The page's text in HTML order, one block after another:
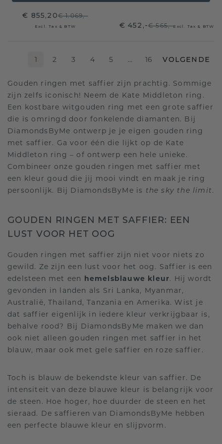
€ 855,20€ 1.069,-
Excl. Tax & BTW € 452,-€ 565,-Excl. Tax & BTW
1 2 3 4 5 … 16 VOLGENDE
Gouden ringen met saffier zijn prachtig. Sommige
zijn zelfs iconisch! Neem de Kate Middleton ring.
Een kostbare witgouden ring met een grote saffier
die is omringd door fonkelende diamanten. Bij
DiamondsByMe ontwerp je je eigen gouden ring
met saffier. Ga voor één die lijkt op de Kate
Middleton ring – of ontwerp een hele unieke.
Combineer onze gouden ringen met saffier met
een kleur goud die jij mooi vindt en maak je ring
persoonlijk. Bij DiamondsByMe is the sky the limit.
GOUDEN RINGEN MET SAFFIER: EEN
LUST VOOR HET OOG
Gouden ringen met saffier zijn niet voor niets zo
gewild. Ze zijn een lust voor het oog. Saffier is een
edelsteen met een hemelsblauwe kleur. Hij wordt
gevonden in landen als Sri Lanka, Myanmar,
Australië, Thailand, Tanzania en Amerika. Wist je
dat saffier eigenlijk in iedere kleur verkrijgbaar is,
behalve rood? Bij DiamondsByMe maken we dan
ook niet alleen gouden ringen met saffier in het
blauw, maar ook met gele saffier en roze saffier.
Toch is blauw de bekendste kleur van saffier. De
intensiteit van deze blauwe kleur is belangrijk voor
de steen. Hoe hoger, hoe duurder de steen en het
sieraad. De saffieren van DiamondsByMe hebben
een perfecte blauwe kleur en slijpvorm.